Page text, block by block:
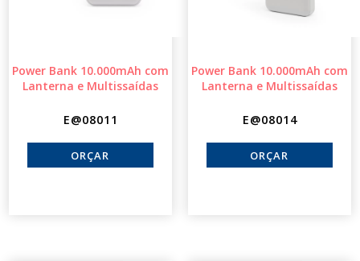
Power Bank 10.000mAh com
Lanterna e Multissaídas
E@08011
Power Bank 10.000mAh com
Lanterna e Multissaídas
E@08014